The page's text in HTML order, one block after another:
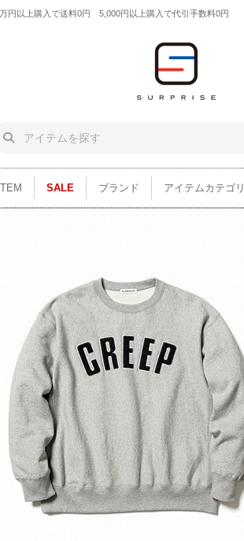
円以上購入で送料0円 5,000円以上購入で代引手数料0円
SALE ブランド アイテムカテゴリ